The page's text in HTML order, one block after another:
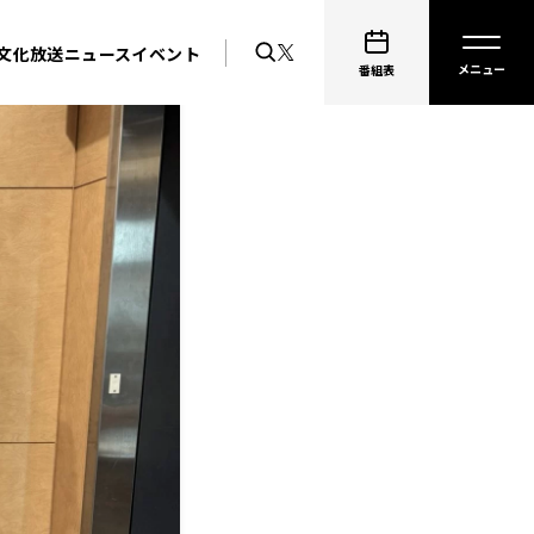
化放送ニュースイベント
番組表